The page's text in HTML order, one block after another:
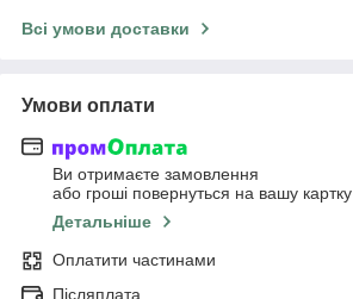
Всі умови доставки
Умови оплати
Ви отримаєте замовлення
або гроші повернуться на вашу картку
Детальніше
Оплатити частинами
Післяплата